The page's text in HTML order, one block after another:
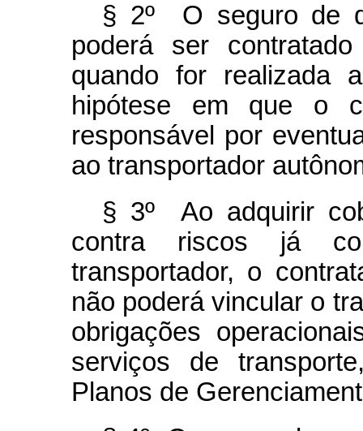
§ 2º O seguro de
poderá ser
quando for realizada
hipótese em que o
responsável por
ao transportador
§ 3º Ao adquirir
contra riscos já
transportador, o
não poderá vincular o
obrigações
serviços de
Planos de